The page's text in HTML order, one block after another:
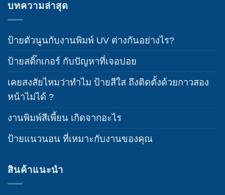
บทความล่าสุด
ป้ายตัวนูนกับงานพิมพ์ UV ต่างกันอย่างไร?
ป้ายสติ๊กเกอร์ กับปัญหาที่เจอบ่อย
เคยสงสัยไหมว่าทำไม ป้ายสีใส ถึงติดตั้งด้วยกาวสอง
หน้าไม่ได้ ?
งานพิมพ์สีเพี้ยน เกิดจากอะไร
ป้ายแนวนอน ที่เหมาะกับงานของคุณ
สินค้าแนะนำ